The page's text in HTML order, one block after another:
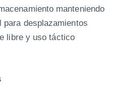
manteniendo
para desplazamientos
libre y uso táctico